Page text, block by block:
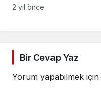
Başlangıç Rehberi
2 yıl önce
Bir Cevap Yaz
Yorum yapabilmek için